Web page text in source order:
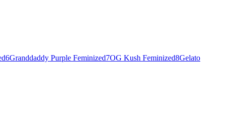
6Granddaddy Purple Feminized7OG Kush Feminized8Gelato